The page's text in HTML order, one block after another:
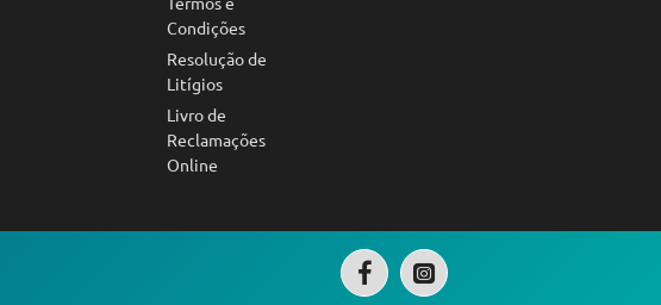
Condições
Resolução de
Litígios
Livro de
Reclamações
Online